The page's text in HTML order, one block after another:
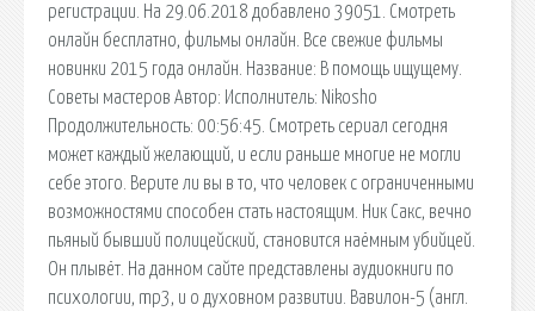
регистрации. На 29.06.2018 добавлено 39051. Смотреть
онлайн бесплатно, фильмы онлайн. Все свежие фильмы
новинки 2015 года онлайн. Название: В помощь ищущему.
Советы мастеров Автор: Исполнитель: Nikosho
Продолжительность: 00:56:45. Смотреть сериал сегодня
может каждый желающий, и если раньше многие не могли
себе этого. Верите ли вы в то, что человек с ограниченными
возможностями способен стать настоящим. Ник Сакс, вечно
пьяный бывший полицейский, становится наёмным убийцей.
Он плывёт. На данном сайте представлены аудиокниги по
психологии, mp3, и о духовном развитии. Вавилон-5 (англ.